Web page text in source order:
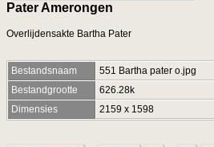
Pater Amerongen
Overlijdensakte Bartha Pater
Bestandsnaam
551 Bartha pater o.jpg
Bestandgrootte
626.28k
Dimensies
2159 x 1598